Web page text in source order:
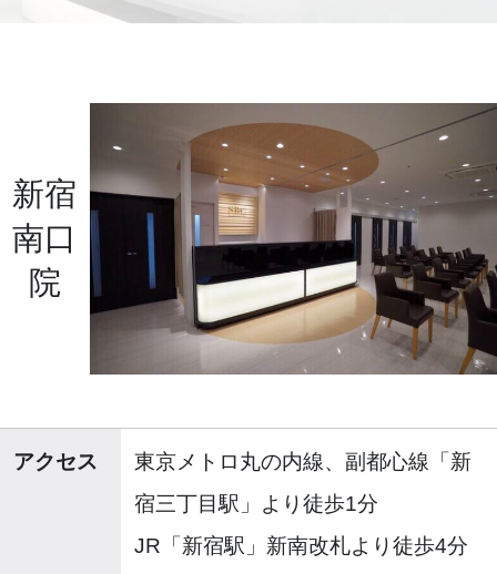
新宿
南口
院
アクセス
東京メトロ丸の内線、副都心線「新
宿三丁目駅」より徒歩1分
JR「新宿駅」新南改札より徒歩4分